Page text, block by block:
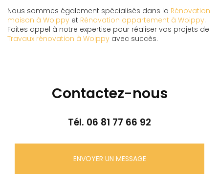
Nous sommes également spécialisés dans la Rénovation
maison à Woippy et Rénovation appartement à Woippy.
Faites appel à notre expertise pour réaliser vos projets de
Travaux rénovation à Woippy avec succès.
Contactez-nous
Tél. 06 81 77 66 92
ENVOYER UN MESSAGE